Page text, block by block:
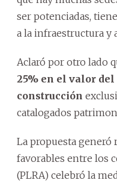
ser potenciadas,
a la infraestructura y
Aclaró por otro lado
25% en el valor
construcción
catalogados
La propuesta generó
favorables entre los
(PLRA) celebró la